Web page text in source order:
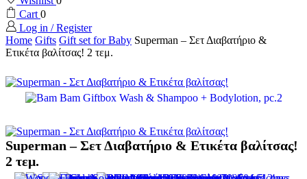
Cart0
Log in / Register
Home Gifts Gift set for Baby Superman – Σετ Διαβατήριο &
Ετικέτα βαλίτσας! 2 τεμ.
Superman – Σετ Διαβατήριο & Ετικέτα βαλίτσας!
2 τεμ.